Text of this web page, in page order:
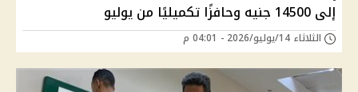
إلى 14500 جنيه وحافزًا تكميليًا من يوليو
الثلاثاء 14/يوليو/2026 - 04:01 م